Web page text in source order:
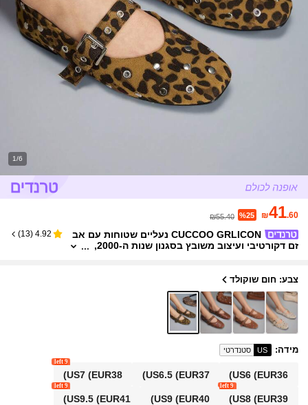
1/6
₪41.60
%25
₪55.40
CUCCOO GRLICON נעליים שטוחות עם אב
זם דקורטיבי ועיצוב משובץ בסגנון שנות ה-2000,
4.92
(
13
)
צבע: חום שוקולד
מידה:
US סטנדרטי
US6 (EUR36)
US6.5(EUR37)
US7 (EUR38)
9 left
US8 (EUR39)
9 left
US9(EUR40)
US9.5 (EUR41)
9 left